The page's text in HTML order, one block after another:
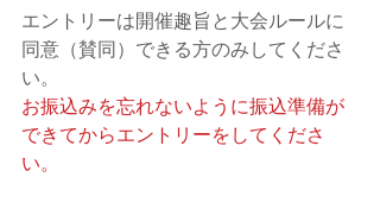
エントリーは開催趣旨と大会ルールに
同意（賛同）できる方のみしてくださ
い。
お振込みを忘れないように振込準備が
できてからエントリーをしてくださ
い。